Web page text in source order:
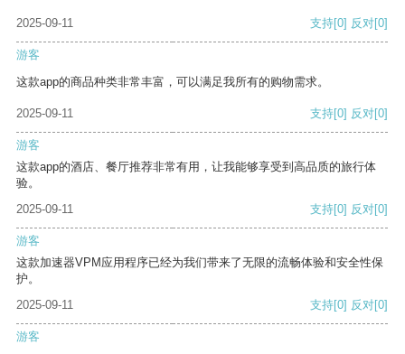
2025-09-11 支持[0] 反对[0]
游客
这款app的商品种类非常丰富，可以满足我所有的购物需求。
2025-09-11 支持[0] 反对[0]
游客
这款app的酒店、餐厅推荐非常有用，让我能够享受到高品质的旅行体
验。
2025-09-11
支持[0] 反对[0]
游客
这款加速器VPM应用程序已经为我们带来了无限的流畅体验和安全性保
护。
2025-09-11
支持[0] 反对[0]
游客